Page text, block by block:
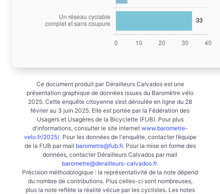
Ce document produit par Dérailleurs Calvados est une
présentation graphique de données issues du Baromètre vélo
2025. Cette enquête citoyenne s’est déroulée en ligne du 28
février au 3 juin 2025. Elle est portée par la Fédération des
Usagers et Usagères de la Bicyclette (FUB). Pour plus
d'informations, consulter le site internet www.barometre-
velo.fr/2025/. Pour les données de l'enquête, contacter l’équipe
de la FUB par mail barometre@fub.fr. Pour la mise en forme des
données, contacter Dérailleurs Calvados par mail
barometre@derailleurs-calvados.fr.
Précision méthodologique : la représentativité de la note dépend
du nombre de contributions. Plus celles-ci sont nombreuses,
plus la note reflète la réalité vécue par les cyclistes. Les notes